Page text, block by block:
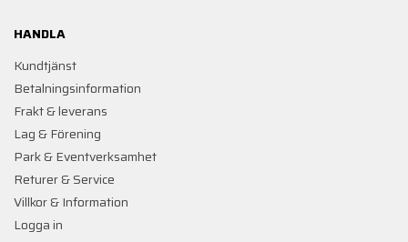
HANDLA
Kundtjänst
Betalningsinformation
Frakt & leverans
Lag & Förening
Park & Eventverksamhet
Returer & Service
Villkor & Information
Logga in